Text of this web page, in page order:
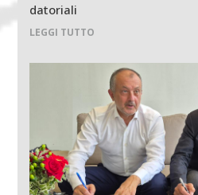
datoriali
LEGGI TUTTO